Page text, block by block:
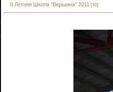
II Летняя Школа "Вершина" 2011 [30]